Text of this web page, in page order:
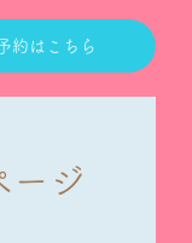
約はこちら
ージ